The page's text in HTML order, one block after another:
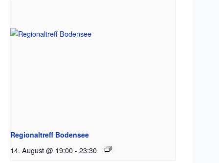
Regionaltreff Bodensee
14. August @ 19:00- 23:30